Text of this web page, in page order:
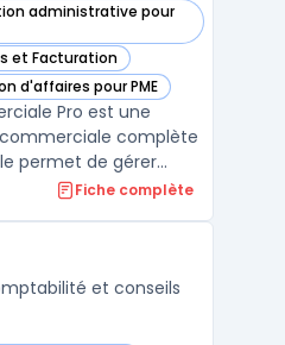
administrative pour
Pro dans cette catégorie
et FacturationPro dans cette catégorie
d'affaires pour PMEPro dans cette catégorie
Pro est une
complète
permet de gérer
les commandes, la
Management pour
le ...
Fiche complète
et conseils